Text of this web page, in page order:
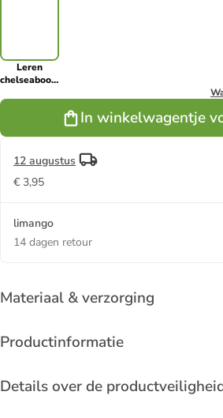
Leren
chelseaboots
In winkelwagentje
12 augustus
€ 3,95
limango
14 dagen retour
Materiaal & verzorging
Productinformatie
Details over de